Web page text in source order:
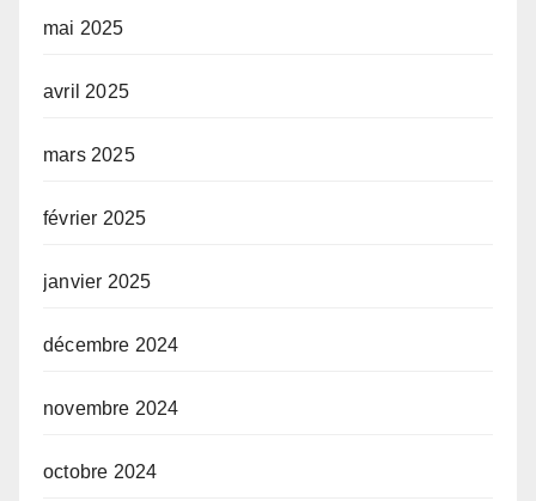
mai 2025
avril 2025
mars 2025
février 2025
janvier 2025
décembre 2024
novembre 2024
octobre 2024